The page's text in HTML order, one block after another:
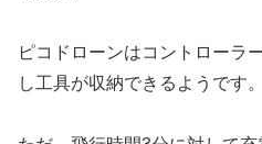
ピコドローンはコントローラ
し工具が収納できるようです。